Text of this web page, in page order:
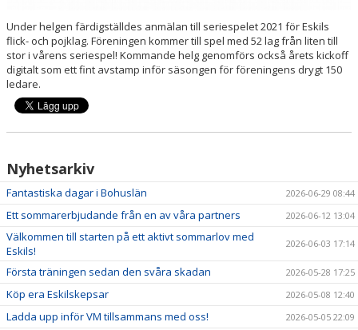
Under helgen färdigställdes anmälan till seriespelet 2021 för Eskils
flick- och pojklag. Föreningen kommer till spel med 52 lag från liten till
stor i vårens seriespel! Kommande helg genomförs också årets kickoff
digitalt som ett fint avstamp inför säsongen för föreningens drygt 150
ledare.
Nyhetsarkiv
Fantastiska dagar i Bohuslän 2026-06-29 08:44
Ett sommarerbjudande från en av våra partners 2026-06-12 13:04
Välkommen till starten på ett aktivt sommarlov med
Eskils!
2026-06-03 17:14
Första träningen sedan den svåra skadan 2026-05-28 17:25
Köp era Eskilskepsar 2026-05-08 12:40
Ladda upp inför VM tillsammans med oss! 2026-05-05 22:09